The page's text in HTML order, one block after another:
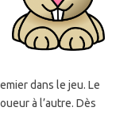
dans le jeu. Le
à l’autre. Dès